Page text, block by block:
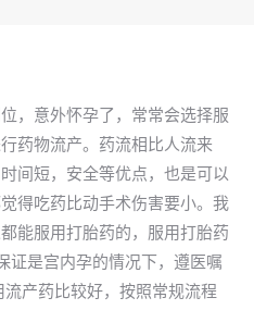
，意外怀孕了，常常会选择服
药物流产。药流相比人流来
间短，安全等优点，也是可以
得吃药比动手术伤害要小。我
能服用打胎药的，服用打胎药
证是宫内孕的情况下，遵医嘱
产药比较好，按照常规流程